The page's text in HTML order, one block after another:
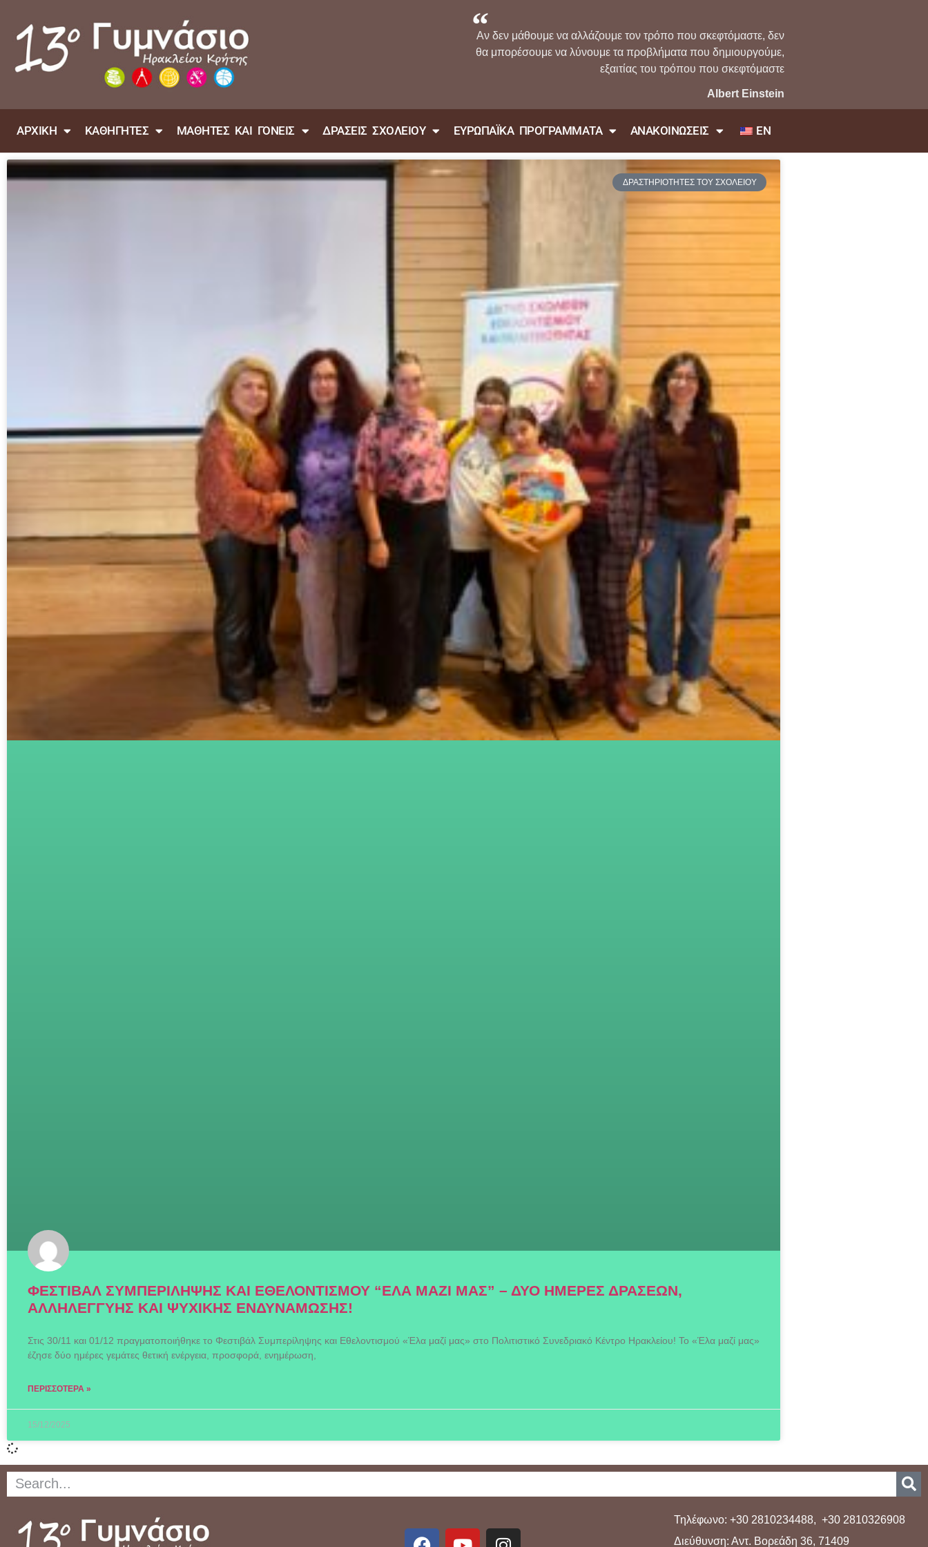
Αν δεν μάθουμε να αλλάζουμε τον τρόπο που σκεφτόμαστε, δεν
θα μπορέσουμε να λύνουμε τα προβλήματα που δημιουργούμε,
εξαιτίας του τρόπου που σκεφτόμαστε
Albert Einstein
ΑΡΧΙΚΗ ΚΑΘΗΓΗΤΕΣ ΜΑΘΗΤΕΣ ΚΑΙ ΓΟΝΕΙΣ ΔΡΑΣΕΙΣ ΣΧΟΛΕΙΟΥ ΕΥΡΩΠΑΪΚΑ ΠΡΟΓΡΑΜΜΑΤΑ ΑΝΑΚΟΙΝΩΣΕΙΣ EN
ΔΡΑΣΤΗΡΙΟΤΗΤΕΣ ΤΟΥ ΣΧΟΛΕΙΟΥ
ΦΕΣΤΙΒΑΛ ΣΥΜΠΕΡΙΛΗΨΗΣ ΚΑΙ ΕΘΕΛΟΝΤΙΣΜΟΥ “ΕΛΑ ΜΑΖΙ ΜΑΣ” – ΔΥΟ ΗΜΕΡΕΣ ΔΡΑΣΕΩΝ,
ΑΛΛΗΛΕΓΓΥΗΣ ΚΑΙ ΨΥΧΙΚΗΣ ΕΝΔΥΝΑΜΩΣΗΣ!
Στις 30/11 και 01/12 πραγματοποιήθηκε το Φεστιβάλ Συμπερίληψης και Εθελοντισμού «Έλα μαζί μας» στο Πολιτιστικό Συνεδριακό Κέντρο Ηρακλείου! Το «Έλα μαζί μας»
έζησε δύο ημέρες γεμάτες θετική ενέργεια, προσφορά, ενημέρωση,
ΠΕΡΙΣΣΌΤΕΡΑ »
15/12/2025
Τηλέφωνο: +30 2810234488, +30 2810326908
Διεύθυνση: Αντ. Βορεάδη 36, 71409